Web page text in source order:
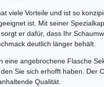
viele Vorteile und ist so
ist. Mit seiner
er dafür, dass Ihr
deutlich länger behält.
eine angebrochene Flasche
Sie sich erhofft haben. Der
Qualität.